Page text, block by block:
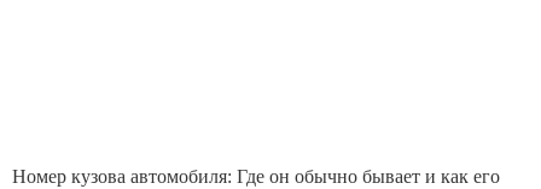
Номер кузова автомобиля: Где он обычно бывает и как его